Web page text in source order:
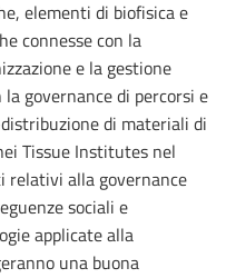
elementi di biofisica e
connesse con la
e la gestione
governance di percorsi e
di materiali di
Tissue Institutes nel
relativi alla governance
sociali e
applicate alla
una buona